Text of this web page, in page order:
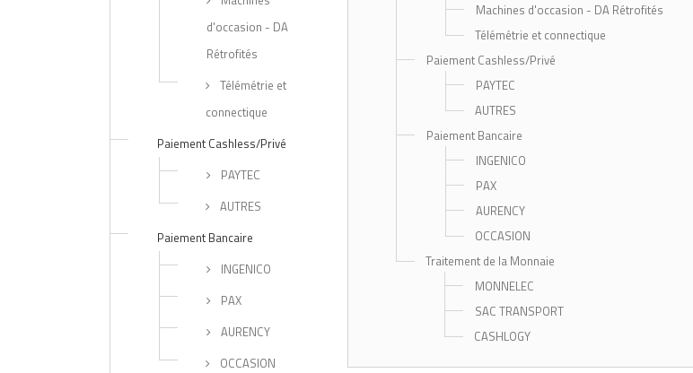
d'occasion - DA
Rétrofités
Télémétrie et
connectique
Paiement Cashless/Privé
PAYTEC
AUTRES
Paiement Bancaire
INGENICO
PAX
AURENCY
OCCASION
Machines d'occasion - DA Rétrofités
Télémétrie et connectique
Paiement Cashless/Privé
PAYTEC
AUTRES
Paiement Bancaire
INGENICO
PAX
AURENCY
OCCASION
Traitement de la Monnaie
MONNELEC
SAC TRANSPORT
CASHLOGY